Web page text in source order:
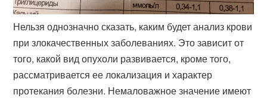
Нельзя однозначно сказать, каким будет анализ крови
при злокачественных заболеваниях. Это зависит от
того, какой вид опухоли развивается, кроме того,
рассматривается ее локализация и характер
протекания болезни. Немаловажное значение имеют